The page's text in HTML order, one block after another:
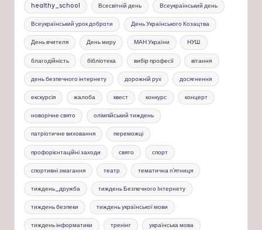
healthy_school Всесвітній день Всеукраїнський день
Всеукраїнський урок доброти День Українського Козацтва
День вчителя День миру МАН України НУШ
благодійність бібліотека вибір професії вітання
день безпечного інтернету дорожній рух досягнення
екскурсія жалоба квест конкурс концерт
новорічне свято олімпійський тиждень
патріотичне виховання переможці
профорієнтаційні заходи свято спорт
спортивні змагання театр тематична п'ятниця
тиждень_дружба тиждень Безпечного Інтернету
тиждень безпеки тиждень української мови
тиждень інформатики тренінг українська мова